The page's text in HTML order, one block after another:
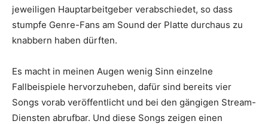
jeweiligen Hauptarbeitgeber verabschiedet, so dass
stumpfe Genre-Fans am Sound der Platte durchaus zu
knabbern haben dürften.
Es macht in meinen Augen wenig Sinn einzelne
Fallbeispiele hervorzuheben, dafür sind bereits vier
Songs vorab veröffentlicht und bei den gängigen Stream-
Diensten abrufbar. Und diese Songs zeigen einen